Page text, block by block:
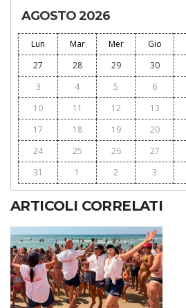
AGOSTO 2026
Lun Mar Mer Gio
27
28 29 30
3
4 5 6
10
11 12 13
17
18 19 20
24
25 26 27
31
1 2 3
ARTICOLI CORRELATI